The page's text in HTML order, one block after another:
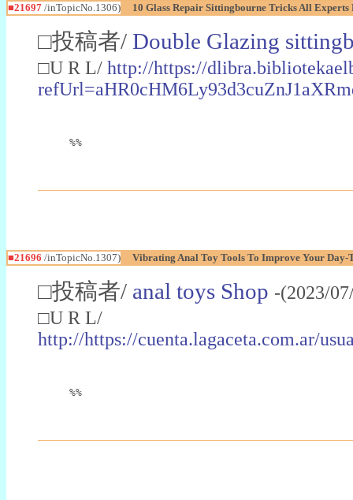
■21697 /inTopicNo.1306) 10 Glass Repair Sittingbourne Tricks All Experts
□投稿者/ Double Glazing
□U R L/ http://https://
%%
■21696 /inTopicNo.1307) Vibrating Anal Toy Tools To Improve Your Day-
□投稿者/ anal toys Shop -(2023/
□U R L/
http://https://cuenta.lagaceta.com.ar/
%%